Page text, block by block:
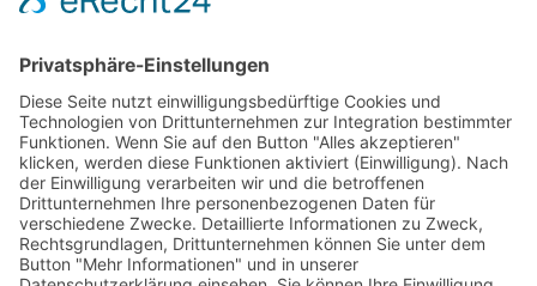
Impressum
Datenschutz
Kontakt zu uns
personal@apriva.de
Bewerber: 0351 4189 3330
Arbeitgeber: 0351 4189 3333